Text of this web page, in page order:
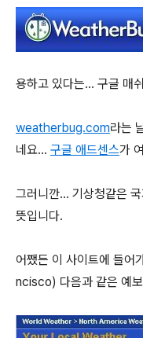
용하고 있다는... 구글 매
weatherbug.com라는
네요... 구글 애드센스가
그러니깐... 기상청같은
뜻입니다.
어쨌든 이 사이트에 들어
ncisco) 다음과 같은 예